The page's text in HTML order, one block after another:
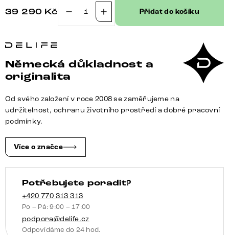
39 290 Kč
Boxspring
160x200
cm
mikrovlákno
béžová
pružinovou
matrací
a
visco
topperem
množství
Přidat do košíku
Německá důkladnost a
originalita
Od svého založení v roce 2008 se zaměřujeme na
udržitelnost, ochranu životního prostředí a dobré pracovní
podmínky.
Více o značce
Potřebujete poradit?
+420 770 313 313
Po – Pá: 9:00 – 17:00
podpora@delife.cz
Odpovídáme do 24 hod.